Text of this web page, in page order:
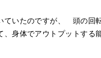
ていたのですが、 頭の回
身体でアウトプットする